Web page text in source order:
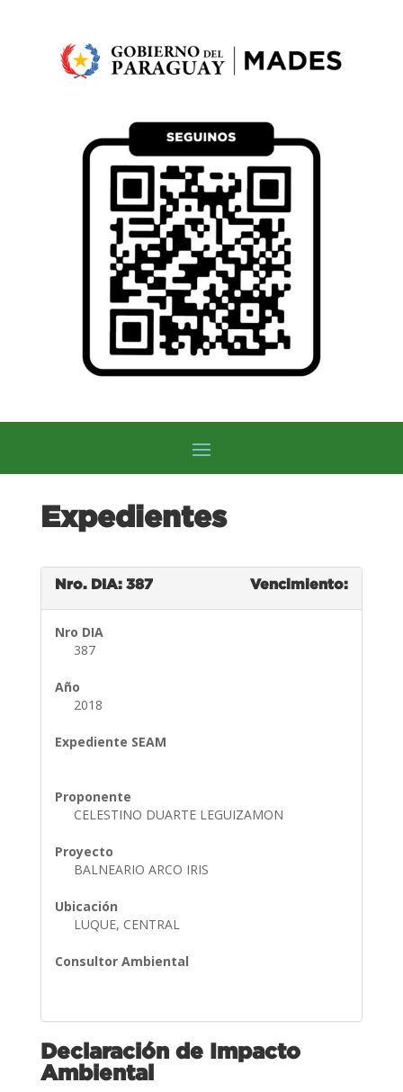
Expedientes
Nro. DIA: 387 Vencimiento:
Nro DIA
387
Año
2018
Expediente SEAM
Proponente
CELESTINO DUARTE LEGUIZAMON
Proyecto
BALNEARIO ARCO IRIS
Ubicación
LUQUE, CENTRAL
Consultor Ambiental
Declaración de Impacto
Ambiental